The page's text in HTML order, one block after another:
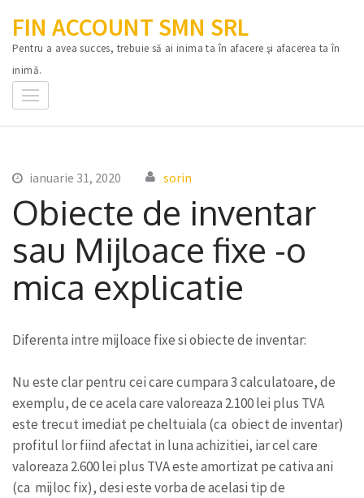
conținut
(apasă
Enter)
FIN ACCOUNT SMN SRL
Pentru a avea succes, trebuie să ai inima ta în afacere şi afacerea ta în
inimă.
ianuarie 31, 2020 sorin
Obiecte de inventar
sau Mijloace fixe -o
mica explicatie
Diferenta intre mijloace fixe si obiecte de inventar:
Nu este clar pentru cei care cumpara 3 calculatoare, de
exemplu, de ce acela care valoreaza 2.100 lei plus TVA
este trecut imediat pe cheltuiala (ca obiect de inventar)
profitul lor fiind afectat in luna achizitiei, iar cel care
valoreaza 2.600 lei plus TVA este amortizat pe cativa ani
(ca mijloc fix), desi este vorba de acelasi tip de